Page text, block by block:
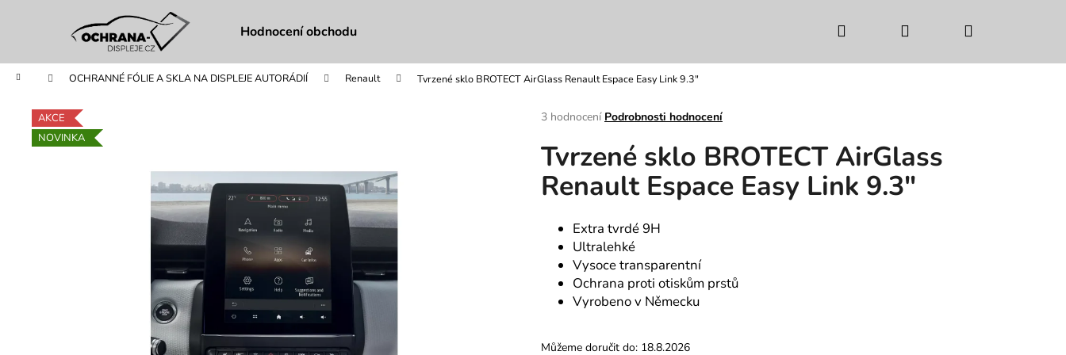
Hodnocení obchodu Přihlášení
Domů OCHRANNÉ FÓLIE A SKLA NA DISPLEJE AUTORÁDIÍ Renault Tvrzené sklo BROTECT AirGlass Renault Espace Easy Link 9.3"
Průměrné
produktu
je
5,0
z
hvězdiček.
3 hodnocení Podrobnosti hodnocení
Tvrzené sklo BROTECT AirGlass
Renault Espace Easy Link 9.3"
Extra tvrdé 9H
Ultralehké
Vysoce transparentní
Ochrana proti otiskům prstů
Vyrobeno v Německu
Můžeme doručit do: 18.8.2026
AKCE
NOVINKA
í
Zpět
do
obchodu
Zpět
do
obchodu
Co potřebujete najít?
HLEDAT